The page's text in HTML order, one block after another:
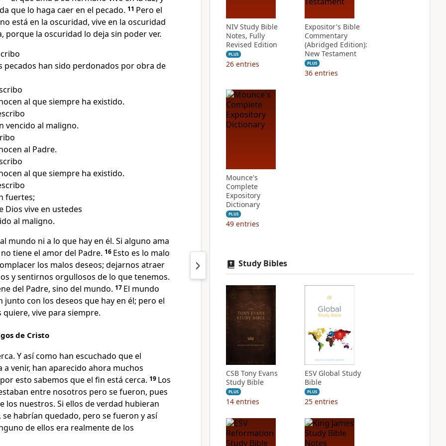
que lo haga caer en el pecado. 11 Pero el
está en la oscuridad, vive en la oscuridad
porque la oscuridad lo deja sin poder ver.
pecados han sido perdonados por obra de
al que siempre ha existido.
vencido al maligno.
al Padre.
al que siempre ha existido.
fuertes;
Dios vive en ustedes
al maligno.
mundo ni a lo que hay en él. Si alguno ama
tiene el amor del Padre. 16 Esto es lo malo
los malos deseos; dejarnos atraer
y sentirnos orgullosos de lo que tenemos.
del Padre, sino del mundo. 17 El mundo
junto con los deseos que hay en él; pero el
quiere, vive para siempre.
de Cristo
Y así como han escuchado que el
a venir, han aparecido ahora muchos
esto sabemos que el fin está cerca. 19 Los
entre nosotros pero se fueron, pues
los nuestros. Si ellos de verdad hubieran
habrían quedado, pero se fueron y así
de ellos era realmente de los
NIV Study Bible
Notes, Fully
Revised Edition
PLUS
26 entries
Expositor's Bible
Commentary
(Abridged Edition):
New Testament
PLUS
36 entries
Mounce's
Complete
Expository
Dictionary
PLUS
49 entries
Study Bibles
CSB Tony Evans
Study Bible
PLUS
14 entries
ESV Global Study
Bible
PLUS
25 entries